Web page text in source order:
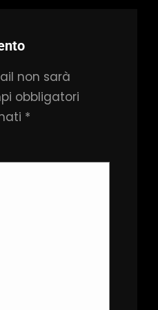
non sarà
obbligatori
*